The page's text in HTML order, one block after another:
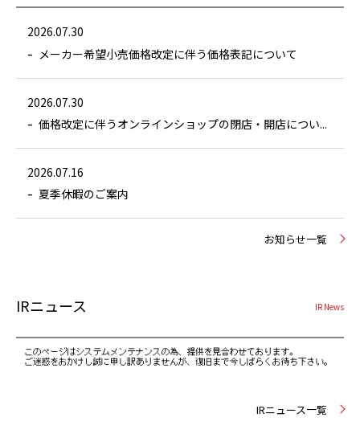
2026.07.30
メーカー希望小売価格改定に伴う価格表記について
2026.07.30
価格改定に伴うオンラインショップの閉店・開店につい...
2026.07.16
夏季休暇のご案内
お知らせ一覧
IRニュース IR News
IRニュース一覧